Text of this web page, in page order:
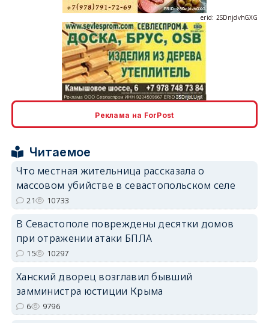
erid: 2SDnjcLUypt
erid: 2SDnjcrDNw6
Реклама на ForPost
Читаемое
Что местная жительница рассказала о
массовом убийстве в севастопольском селе
21 10733
В Севастополе повреждены десятки домов
при отражении атаки БПЛА
15 10297
Ханский дворец возглавил бывший
замминистра юстиции Крыма
6 9796